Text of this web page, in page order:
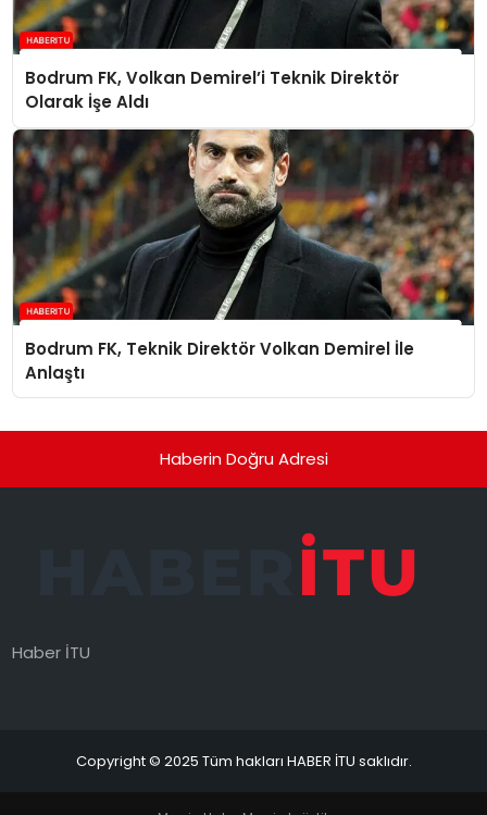
Bodrum FK, Volkan Demirel’i Teknik Direktör
Olarak İşe Aldı
Bodrum FK, Teknik Direktör Volkan Demirel İle
Anlaştı
Haberin Doğru Adresi
Haber İTU
Copyright © 2025 Tüm hakları HABER İTU saklıdır.